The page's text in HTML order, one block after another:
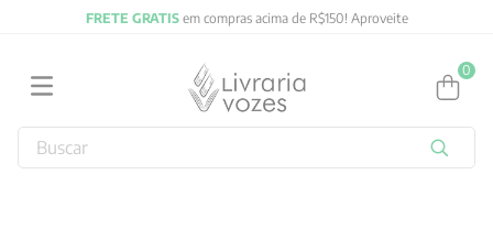
FRETE GRATISem compras acima de R$150! Aproveite
0
Buscar